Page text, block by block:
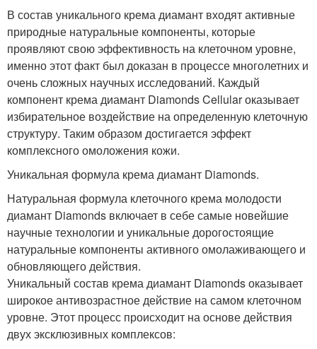
В состав уникального крема диамант входят активные
природные натуральные компоненты, которые
проявляют свою эффективность на клеточном уровне,
именно этот факт был доказан в процессе многолетних и
очень сложных научных исследований. Каждый
компонент крема диамант Diamonds Cellular оказывает
избирательное воздействие на определенную клеточную
структуру. Таким образом достигается эффект
комплексного омоложения кожи.
Уникальная формула крема диамант Diamonds.
Натуральная формула клеточного крема молодости
диамант Diamonds включает в себе самые новейшие
научные технологии и уникальные дорогостоящие
натуральные компоненты активного омолаживающего и
обновляющего действия.
Уникальный состав крема диамант Diamonds оказывает
широкое антивозрастное действие на самом клеточном
уровне. Этот процесс происходит на основе действия
двух эксклюзивных комплексов: